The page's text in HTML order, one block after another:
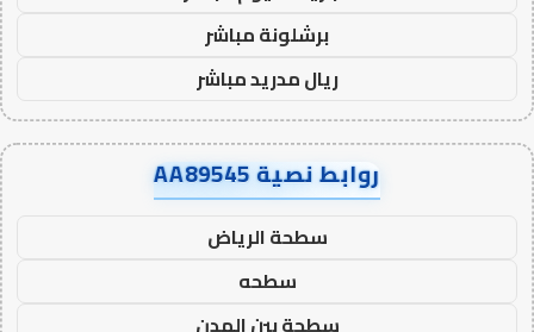
برشلونة مباشر
ريال مدريد مباشر
روابط نصية AA89545
سطحة الرياض
سطحه